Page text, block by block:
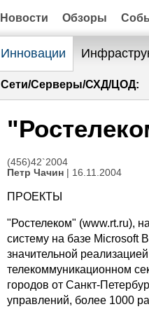
Новости Обзоры
Инновации
Сети/Серверы/СХД/ЦОД:
(456)42`2004
Петр Чачин | 16.11.2004
ПРОЕКТЫ
"Ростелеком" (www.rt.ru),
систему на базе Microsoft
значительной
телекоммуникационном
городов от Санкт-
управлений, более 1000